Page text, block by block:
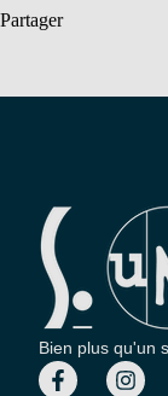
Partager
Bien plus qu'un